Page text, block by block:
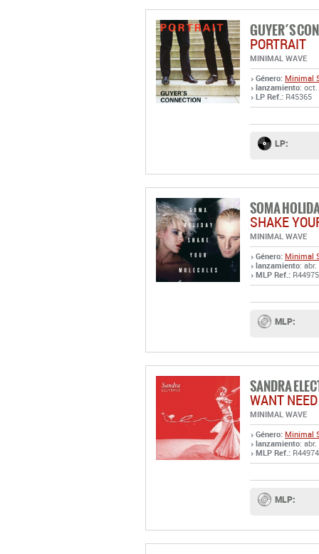
GUYER´S
PORTRAIT
MINIMAL WAVE
Género: Minimal
lanzamiento: oct.
LP Ref.: R45365
LP:
SOMA
SHAKE
MINIMAL WAVE
Género: Minimal
lanzamiento:
MLP Ref.: R44975
MLP:
SANDRA
WANT NEED
MINIMAL WAVE
Género: Minimal
lanzamiento:
MLP Ref.: R44974
MLP: